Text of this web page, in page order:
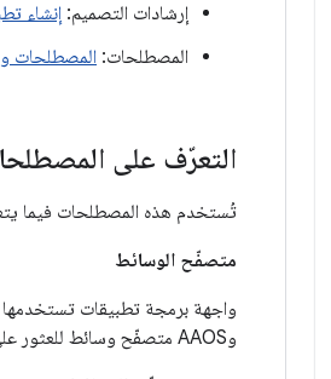
إرشادات التصميم: إنشاء
المصطلحات: المصطلحات
التعرّف على
تُستخدم هذه المصطلحات فيما
متصفّح الوسائط
وAAOS متصفّح وسائط للعثور على خدمة متصفّح الوسائط في تطبيقك.